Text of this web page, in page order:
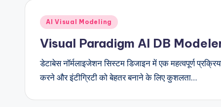
Posted
AI Visual Modeling
Visual Paradigm AI DB Modeler
डेटाबेस नॉर्मलाइजेशन सिस्टम डिजाइन में एक महत्वपूर्ण
करने और इंटीग्रिटी को बेहतर बनाने के लिए कुशलता…